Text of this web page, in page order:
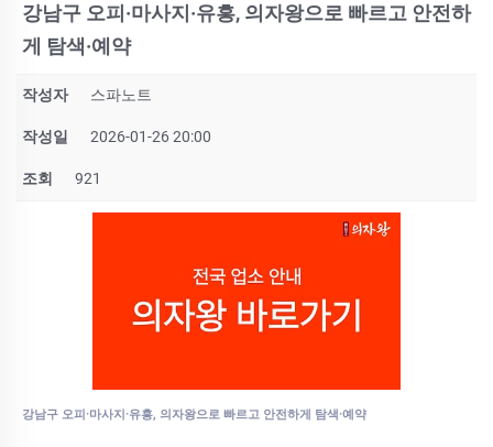
강남구 오피·마사지·유흥, 의자왕으로 빠르고 안전하
게 탐색·예약
작성자 스파노트
작성일 2026-01-26 20:00
조회 921
강남구 오피·마사지·유흥, 의자왕으로 빠르고 안전하게 탐색·예약